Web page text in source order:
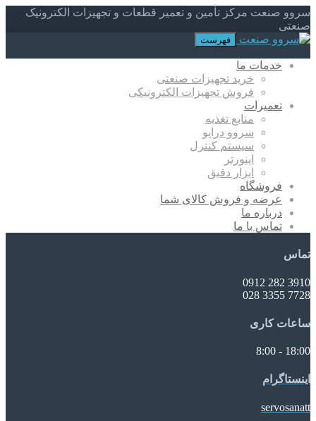
سروو صنعت مرکز تأمین و تعمیر قطعات و تجهیزات الکترونیک
صنعتی
فهرست
خدمات ما
خرید تجهیزات صنعتی
فروش تجهیزات الکترونیکی
تعمیرات
منابع تغذیه
سروو درایو
سیستم کنترل
اینورتر
ابزار دقیق
فروشگاه
عرضه و فروش کالای شما
درباره ما
تماس با ما
تماس
3910 282 0912
7728 3355 028
ساعات کاری
18:00 - 8:00
اینستاگرام
servosanatt